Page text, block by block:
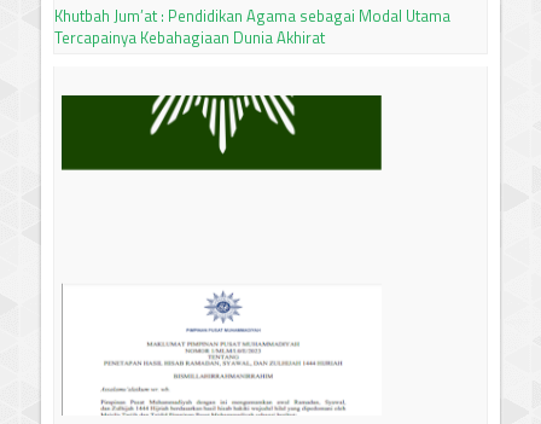
Khutbah Jum’at : Pendidikan Agama sebagai Modal Utama
Tercapainya Kebahagiaan Dunia Akhirat